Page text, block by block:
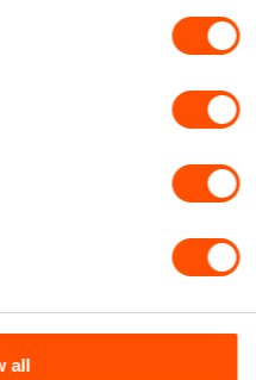
all
löytyy
suunnittelua.
kasaaminen